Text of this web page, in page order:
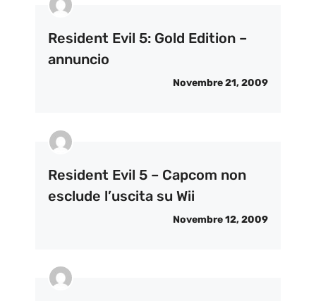
Resident Evil 5: Gold Edition –
annuncio
Novembre 21, 2009
Resident Evil 5 – Capcom non
esclude l’uscita su Wii
Novembre 12, 2009